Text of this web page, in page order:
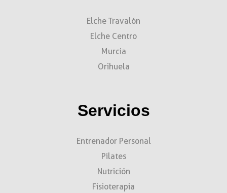
Elche Travalón
Elche Centro
Murcia
Orihuela
Servicios
Entrenador Personal
Pilates
Nutrición
Fisioterapia